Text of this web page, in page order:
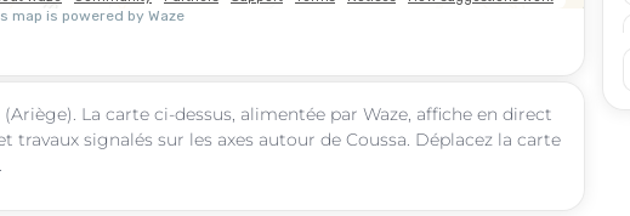
(Ariège). La carte ci-dessus, alimentée par Waze, affiche en direct
signalés sur les axes autour de Coussa. Déplacez la carte